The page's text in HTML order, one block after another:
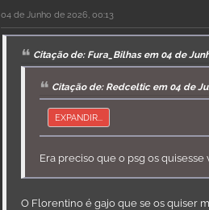
04 de Junho de 2026, 00:13
Citação de: Fura_Bilhas em 04 de
Citação de: Redceltic em 04 de
EXPANDIR...
Era preciso que o psg os quisesse
O Florentino é gajo que se os quiser